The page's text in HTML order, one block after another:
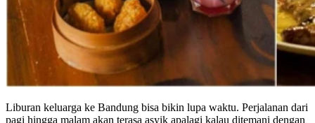
Liburan keluarga ke Bandung bisa bikin lupa waktu. Perjalanan dari
pagi hingga malam akan terasa asyik apalagi kalau ditemani dengan